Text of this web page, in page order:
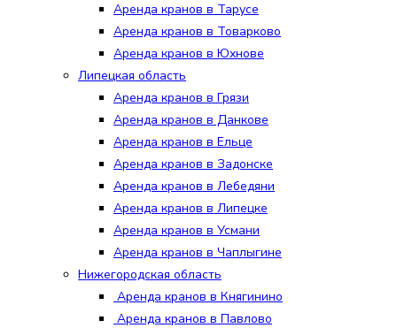
Аренда кранов в Тарусе
Аренда кранов в Товарково
Аренда кранов в Юхнове
Липецкая область
Аренда кранов в Грязи
Аренда кранов в Данкове
Аренда кранов в Ельце
Аренда кранов в Задонске
Аренда кранов в Лебедяни
Аренда кранов в Липецке
Аренда кранов в Усмани
Аренда кранов в Чаплыгине
Нижегородская область
Аренда кранов в Княгинино
Аренда кранов в Павлово